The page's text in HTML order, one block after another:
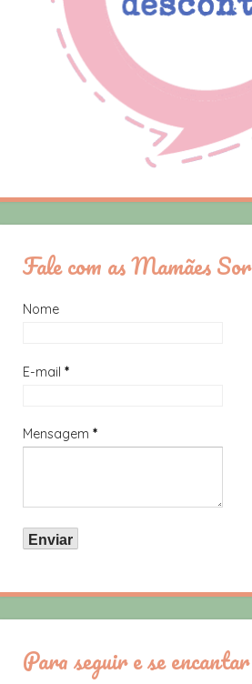
Fale com as Mamães
Nome
E-mail *
Mensagem *
Para seguir e se encantar